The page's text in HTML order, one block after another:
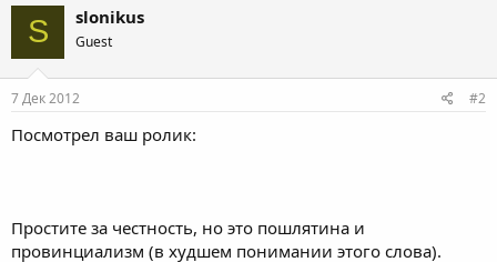
S slonikus
Guest
7 Дек 2012 #2
Посмотрел ваш ролик:
Простите за честность, но это пошлятина и
провинциализм (в худшем понимании этого слова).